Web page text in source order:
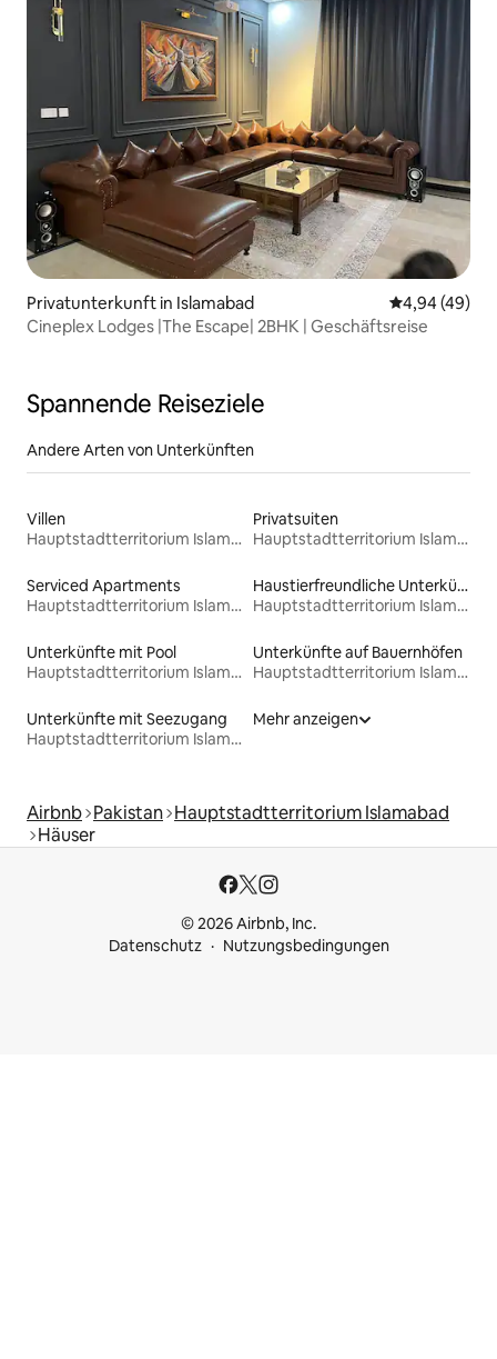
Privatunterkunft in Islamabad
4,94 (49)
Cineplex Lodges |The Escape| 2BHK | Geschäftsreise
Spannende Reiseziele
Andere Arten von Unterkünften
Villen
Hauptstadtterritorium Islamabad
Privatsuiten
Hauptstadtterritorium Islamabad
Serviced Apartments
Hauptstadtterritorium Islamabad
Haustierfreundliche Unterkünfte
Hauptstadtterritorium Islamabad
Unterkünfte mit Pool
Hauptstadtterritorium Islamabad
Unterkünfte auf Bauernhöfen
Hauptstadtterritorium Islamabad
Unterkünfte mit Seezugang
Hauptstadtterritorium Islamabad
Mehr anzeigen
Airbnb Pakistan Hauptstadtterritorium Islamabad
Häuser
© 2026 Airbnb, Inc.
Datenschutz
Nutzungsbedingungen